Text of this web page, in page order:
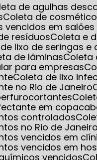
de agulhas
Coleta de
vencidos em
resíduos
Coleta e
lixo de seringas e
de lâminas
para empresas
Coleta de lixo
no Rio de Janeiro
em
controlados
no Rio de Janeiro
vencidos em
vencidos em
vencidos